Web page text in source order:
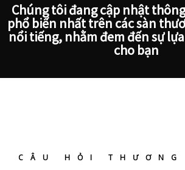
Chúng tôi đang cập nhật
phổ biến nhất trên các sàn
nổi tiếng, nhằm đem đến sự
cho bạn
CÂU HỎI THƯƠNG